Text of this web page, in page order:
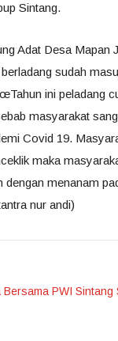
Sintang.
Adat Desa Mapan
sudah
ini peladang
masyarakat
Covid 19.
maka
dengan menanam
nur andi)
PWI Sintang